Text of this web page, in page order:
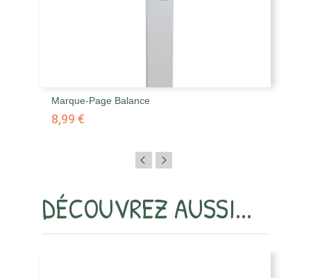
Marque-Page Balance
8,99 €
DÉCOUVREZ AUSSI...